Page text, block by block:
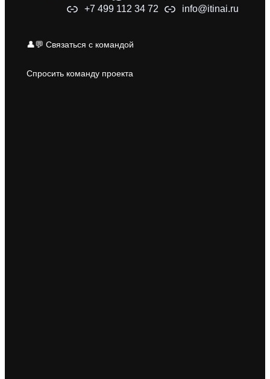
+7 499 112 34 72
info@itinai.ru
👤💬 Связаться с командой
Спросить команду проекта